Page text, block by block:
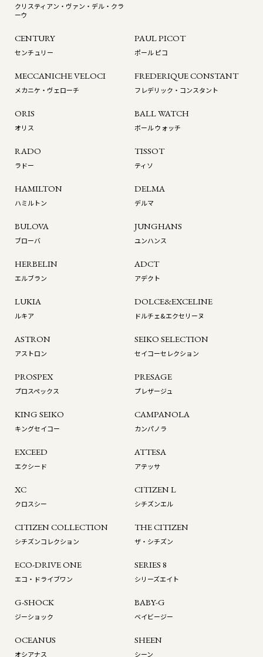
クリスティアン・ヴァン・デル・クラ
ーウ
CENTURY
センチュリー
PAUL PICOT
ポール ピコ
MECCANICHE VELOCI
メカニケ・ヴェローチ
FREDERIQUE CONSTANT
フレデリック・コンスタント
ORIS
オリス
BALL WATCH
ボール ウォッチ
RADO
ラドー
TISSOT
ティソ
HAMILTON
ハミルトン
DELMA
デルマ
BULOVA
ブローバ
JUNGHANS
ユンハンス
HERBELIN
エルブラン
ADCT
アデクト
LUKIA
ルキア
DOLCE&EXCELINE
ドルチェ&エクセリーヌ
ASTRON
アストロン
SEIKO SELECTION
セイコーセレクション
PROSPEX
プロスペックス
PRESAGE
プレザージュ
KING SEIKO
キングセイコー
CAMPANOLA
カンパノラ
EXCEED
エクシード
ATTESA
アテッサ
XC
クロスシー
CITIZEN L
シチズンエル
CITIZEN COLLECTION
シチズンコレクション
THE CITIZEN
ザ・シチズン
ECO-DRIVE ONE
エコ・ドライブワン
SERIES 8
シリーズエイト
G-SHOCK
ジーショック
BABY-G
ベイビージー
OCEANUS
オシアナス
SHEEN
シーン